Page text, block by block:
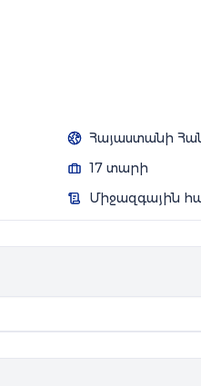
Հայաստանի
17 տարի
Միջազգային